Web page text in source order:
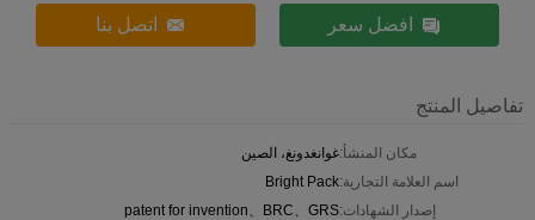
افضل سعر اتصل بنا
تفاصيل المنتج
مكان المنشأ:غوانغدونغ، الصين
اسم العلامة التجارية:Bright Pack
إصدار الشهادات:patent for invention、BRC、GRS